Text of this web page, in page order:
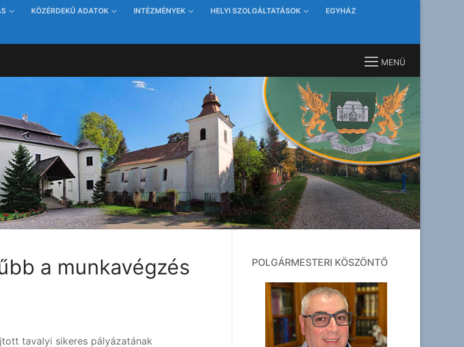
KÖZÉRDEKŰ ADATOK INTÉZMÉNYEK HELYI SZOLGÁLTATÁSOK EGYHÁZ
MENÜ
a munkavégzés
tavalyi sikeres pályázatának
POLGÁRMESTERI KÖSZÖNTŐ